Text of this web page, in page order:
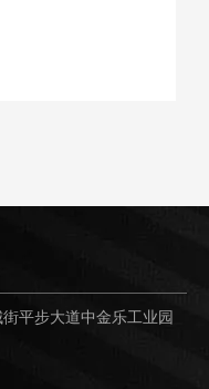
平步大道中金乐工业园